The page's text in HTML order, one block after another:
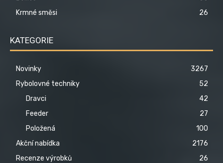
Krmné směsi
26
KATEGORIE
Novinky
3267
Rybolovné techniky
52
Dravci
42
Feeder
27
Položená
100
Akční nabídka
2176
Recenze výrobků
26